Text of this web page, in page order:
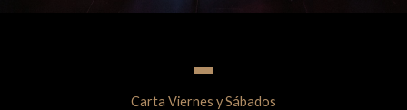
Carta Viernes y Sábados